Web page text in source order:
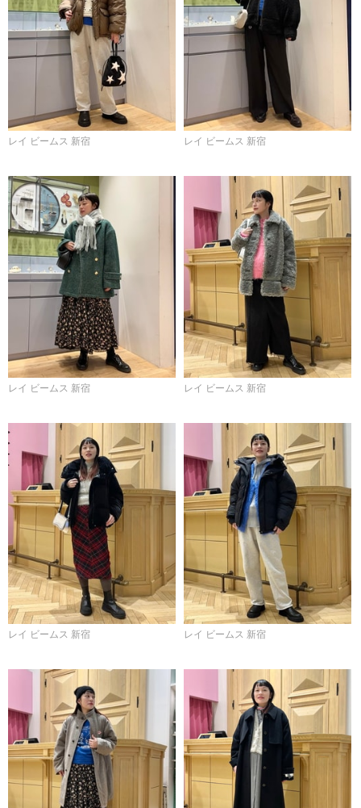
レイ ビームス 新宿 レイ ビームス 新宿
レイ ビームス 新宿 レイ ビームス 新宿
レイ ビームス 新宿 レイ ビームス 新宿